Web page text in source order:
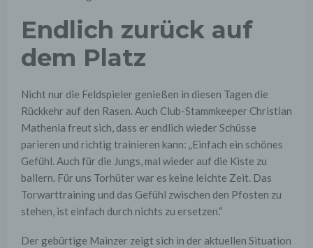
Endlich zurück auf
dem Platz
Nicht nur die Feldspieler genießen in diesen Tagen die
Rückkehr auf den Rasen. Auch Club-Stammkeeper Christian
Mathenia freut sich, dass er endlich wieder Schüsse
parieren und richtig trainieren kann: „Einfach ein schönes
Gefühl. Auch für die Jungs, mal wieder auf die Kiste zu
ballern. Für uns Torhüter war es keine leichte Zeit. Das
Torwarttraining und das Gefühl zwischen den Pfosten zu
stehen, ist einfach durch nichts zu ersetzen.“
Der gebürtige Mainzer zeigt sich in der aktuellen Situation